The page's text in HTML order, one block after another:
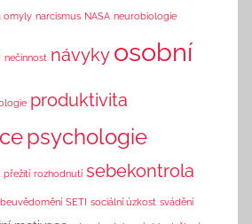
omyly narcismus NASA neurobiologie
nečinnost návyky osobní
produktivita
psychologie
přežití rozhodnutí sebekontrola
SETI sociální úzkost svádění